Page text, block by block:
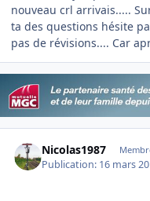
nouveau crl arrivais.....
ta des questions hésite
pas de révisions.... Car
Nicolas1987
Publication: 16 mars